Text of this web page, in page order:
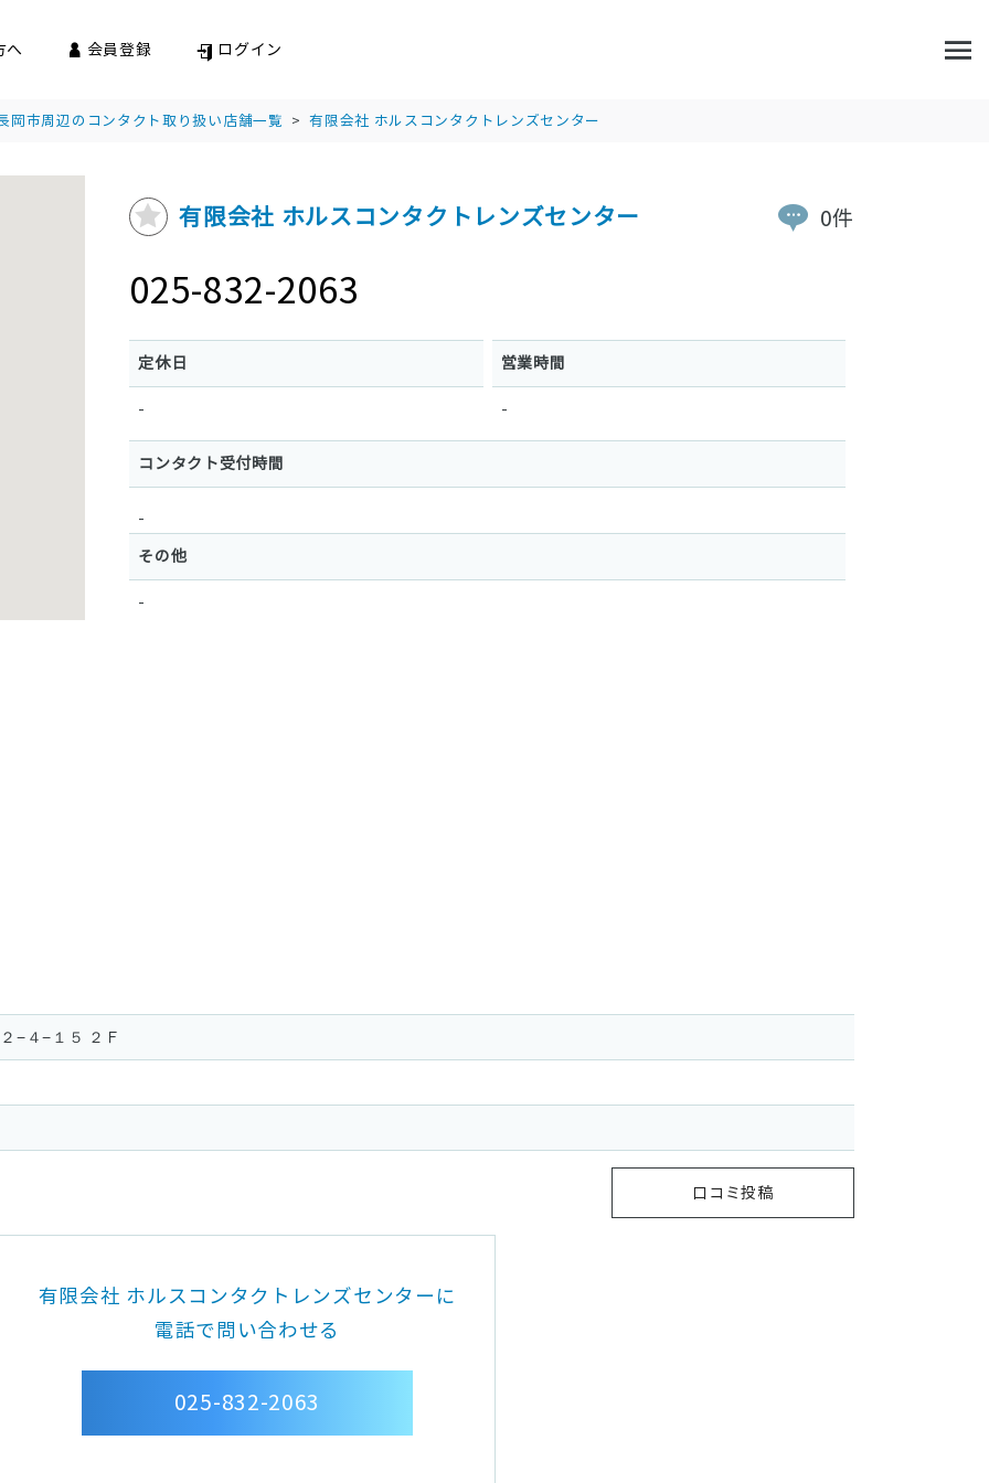
へ 会員登録 ログイン
岡市周辺のコンタクト取り扱い店舗一覧 >有限会社 ホルスコンタクトレンズセンター
有限会社 ホルスコンタクトレンズセンター 0件
025-832-2063
定休日
-
営業時間
-
コンタクト受付時間
-
その他
-
−４−１５ ２Ｆ
口コミ投稿
有限会社 ホルスコンタクトレンズセンターに
電話で問い合わせる
025-832-2063